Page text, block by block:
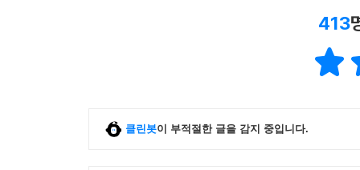
413
클린봇이 부적절한 글을 감지 중입니다.